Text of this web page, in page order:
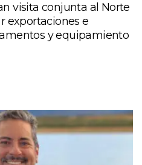
visita conjunta al Norte
exportaciones e
y equipamiento